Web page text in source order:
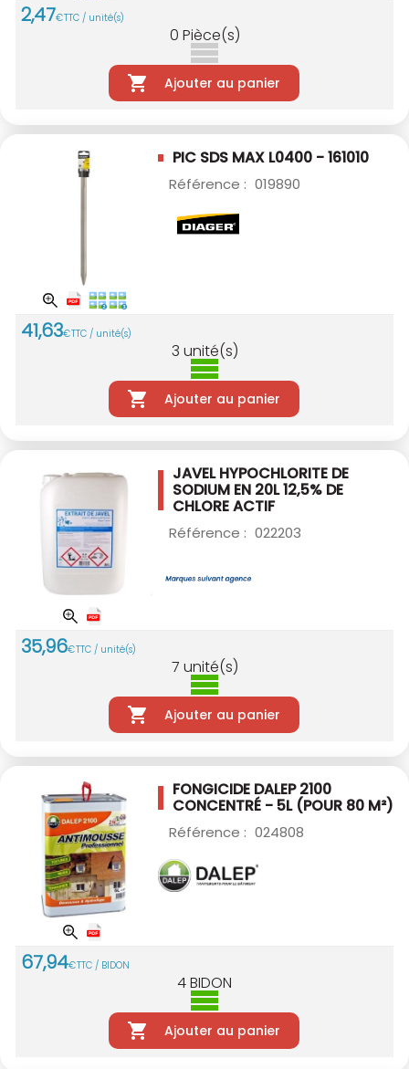
2,47€TTC / unité(s)
0 Pièce(s)
Ajouter au panier
PIC SDS MAX L0400 - 161010
Référence : 019890
41,63€TTC / unité(s)
3 unité(s)
Ajouter au panier
JAVEL HYPOCHLORITE DE
SODIUM EN 20L12,5% DE
CHLORE ACTIF
Référence : 022203
35,96€TTC / unité(s)
7 unité(s)
Ajouter au panier
FONGICIDE DALEP 2100
CONCENTRÉ - 5L (POUR 80 M²)
Référence : 024808
67,94€TTC / BIDON
4BIDON
Ajouter au panier